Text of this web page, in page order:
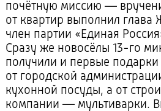
почётную миссию —
от квартир выполнил глава
член партии «Единая
Сразу же новосёлы 13-го
получили и первые
от городской
кухонной посуды, а от
компании — мультиварки.